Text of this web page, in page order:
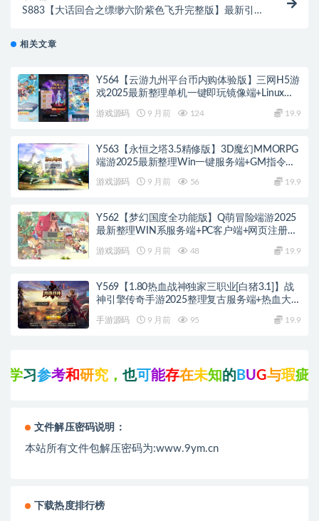
S883【大话回合之缥缈六阶紫色飞升完整版】最新引擎
相关文章
Y564【云游九州平台币内购体验版】三网H5游
戏2025最新整理单机一键即玩镜像端+Linux手
游戏源码 9 月前 124 19.9
Y563【永恒之塔3.5精修版】3D魔幻MMORPG
端游2025最新整理Win一键服务端+GM指令
游戏源码 9 月前 56 19.9
Y562【梦幻国度全功能版】Q萌冒险端游2025
最新整理WIN系服务端+PC客户端+网页注册
游戏源码 9 月前 48 19.9
Y569【1.80热血战神独家三职业[白猪3.1]】战
神引擎传奇手游2025整理复古服务端+热血大陆
手游源码 9 月前 95 19.9
考和研究，也可能 存在 未知的BUG与瑕疵，可先联
文件解压密码说明：
本站所有文件包解压密码为:www.9ym.cn
下载热度排行榜